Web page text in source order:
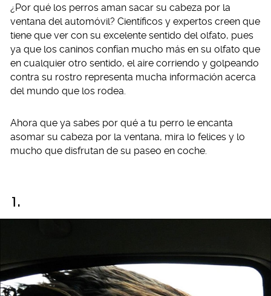
¿Por qué los perros aman sacar su cabeza por la
ventana del automóvil? Científicos y expertos creen que
tiene que ver con su excelente sentido del olfato, pues
ya que los caninos confían mucho más en su olfato que
en cualquier otro sentido, el aire corriendo y golpeando
contra su rostro representa mucha información acerca
del mundo que los rodea.
Ahora que ya sabes por qué a tu perro le encanta
asomar su cabeza por la ventana, mira lo felices y lo
mucho que disfrutan de su paseo en coche.
1.